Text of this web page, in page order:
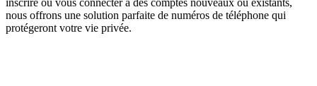
inscrire ou vous connecter à des comptes nouveaux ou existants,
nous offrons une solution parfaite de numéros de téléphone qui
protégeront votre vie privée.